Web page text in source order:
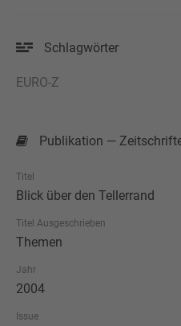
Schlagwörter
EURO-Z
Publikation —
Titel
Blick über den Tellerrand
Titel Ausgeschrieben
Themen
Jahr
2004
Issue